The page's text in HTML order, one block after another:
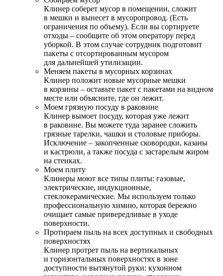
Клинер соберет мусор в помещении, сложит
в мешки и вынесет в мусоропровод. (Есть
ограничения по объему). Если вы сортируете
отходы – сообщите об этом оператору перед
уборкой. В этом случае сотрудник подготовит
пакеты с отсортированным мусором
для дальнейшей утилизации.
Меняем пакеты в мусорных корзинах
Клинер положит новые мусорные мешки
в корзины – оставьте пакет с пакетами на видном
месте или объясните, где он лежит.
Моем грязную посуду в раковине
Клинер вымоет посуду, которая уже лежит
в раковине. Вы можете туда заранее сложить
грязные тарелки, чашки и столовые приборы.
Исключение – закопченные сковородки, казаны
и кастрюли, а также посуда с застарелым жиром
на стенках.
Моем плиту
Клинеры моют все типы плиты: газовые,
электрические, индукционные,
стеклокерамические. Мы используем только
профессиональную химию, которая бережно
очищает самые привередливые в уходе
поверхности.
Протираем пыль на всех доступных и свободных
поверхностях
Клинер протрет пыль на вертикальных
и горизонтальных поверхностях в зоне
доступности вытянутой руки: кухонном